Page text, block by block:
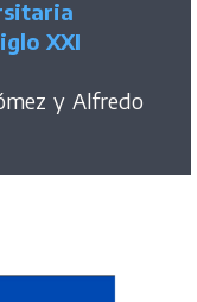
XXI
y Alfredo